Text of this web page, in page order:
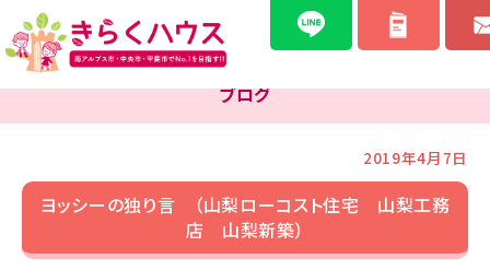
ブログ
2019年4月7日
ヨッシーの独り言 （山梨ローコスト住宅 山梨工務
店 山梨新築）